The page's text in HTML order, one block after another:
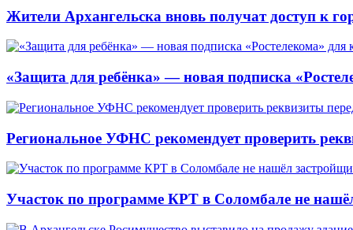
Жители Архангельска вновь получат доступ к
«Защита для ребёнка» — новая подписка
Региональное УФНС рекомендует проверить
Участок по программе КРТ в Соломбале не